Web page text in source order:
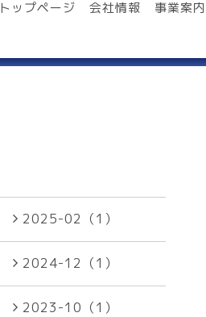
トップページ 会社情報 事業案内
2025-02（1）
2024-12（1）
2023-10（1）